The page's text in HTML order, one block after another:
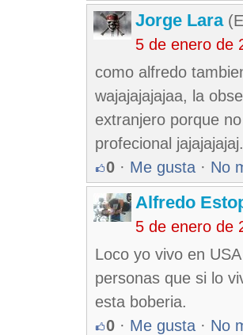
Jorge Lara
5 de enero de
como alfredo
wajajajajajaa, la
extranjero porque
profecional jajajajajaj.
0 · Me gusta · No
Alfredo
5 de enero de
Loco yo vivo en
personas que si lo
esta boberia.
0 · Me gusta · No